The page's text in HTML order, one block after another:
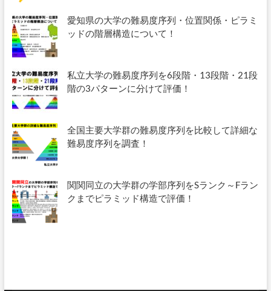
愛知県の大学の難易度序列・位置関係・ピラミ
ッドの階層構造について！
私立大学の難易度序列を6段階・13段階・21段
階の3パターンに分けて評価！
全国主要大学群の難易度序列を比較して詳細な
難易度序列を調査！
関関同立の大学群の学部序列をSランク～Fラン
クまでピラミッド構造で評価！